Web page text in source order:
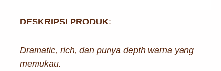
DESKRIPSI PRODUK:
Dramatic, rich, dan punya depth warna yang
memukau.